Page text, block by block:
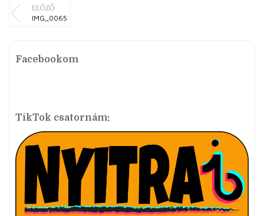
ELŐZŐ
IMG_0065
Facebookom
TikTok csatornám: